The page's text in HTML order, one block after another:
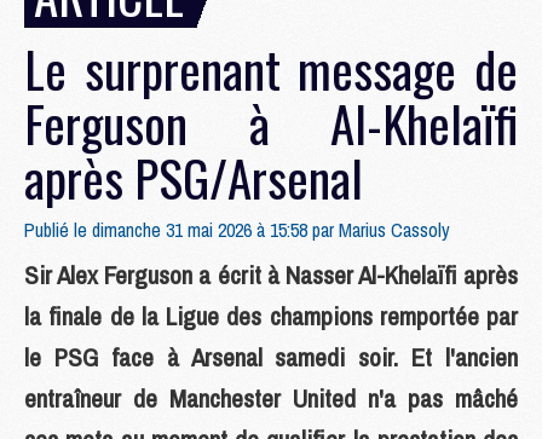
Le surprenant message de
Ferguson à Al-Khelaïfi
après PSG/Arsenal
Publié le dimanche 31 mai 2026 à 15:58 parMarius Cassoly
Sir Alex Ferguson a écrit à Nasser Al-Khelaïfi après
la finale de la Ligue des champions remportée par
le PSG face à Arsenal samedi soir. Et l'ancien
entraîneur de Manchester United n'a pas mâché